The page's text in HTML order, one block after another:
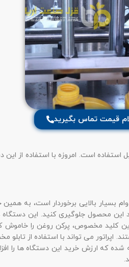
قیمت تماس بگیرید
است. امروزه با استفاده از
بالایی برخوردار است، به همین
این محصول جلوگیری کنید. این
کلید مخصوص، پرکن روغن را خاموش
می تواند با استفاده از
شده که ارزش خرید این دستگاه ها را